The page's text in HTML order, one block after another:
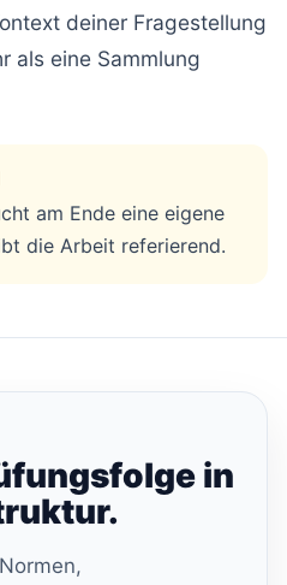
deiner Fragestellung
als eine Sammlung
am Ende eine eigene
die Arbeit referierend.
in